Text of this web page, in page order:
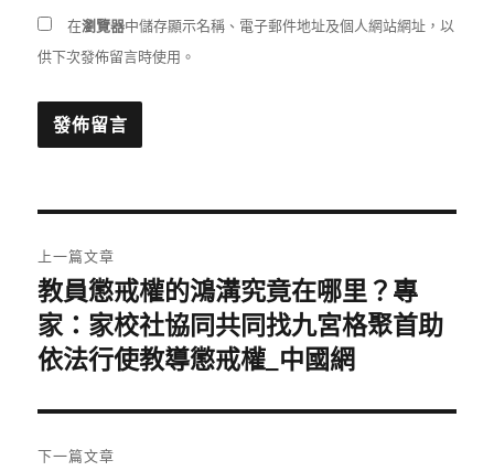
在瀏覽器中儲存顯示名稱、電子郵件地址及個人網站網址，以
供下次發佈留言時使用。
章
導
覽
上一篇文章
上
一
篇
章:
教員懲戒權的鴻溝究竟在哪里？專
家：家校社協同共同找九宮格聚首助
依法行使教導懲戒權_中國網
下一篇文章